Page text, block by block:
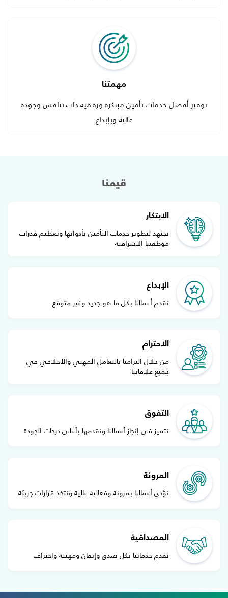
مهمتنا
توفير أفضل خدمات تأمين مبتكرة ورقمية ذات تنافس وجودة
عالية وبإبداع
قيمنا
الابتكار
نجتهد لتطوير خدمات التأمين بأدواتها وتعظيم قدرات
موظفينا الاحترافية
الإبداع
نقدم أعمالنا بكل ما هو جديد وغير متوقع
الاحترام
من خلال التزامنا بالتعاملِ المهني والأخلاقي في
جميع علاقاتنا
التفوق
نتميز في إنجاز أعمالنا ونقدمها بأعلى درجات الجودة
المرونة
نؤدي أعمالنا بمرونة وفعالية عالية ونتخذ قرارات جريئة
المصداقية
نقدم خدماتنا بكل صدق وإتقان ومهنية واحتراف